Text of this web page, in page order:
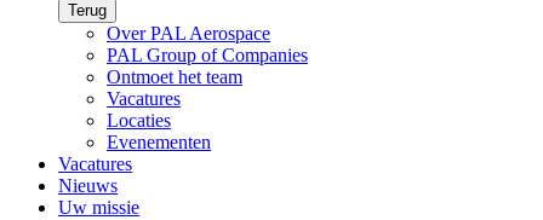
Terug
Over PAL Aerospace
PAL Group of Companies
Ontmoet het team
Vacatures
Locaties
Evenementen
Vacatures
Nieuws
Uw missie